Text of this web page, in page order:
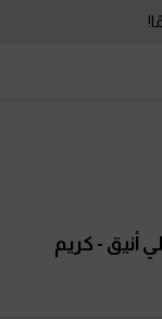
أنيق - كريم